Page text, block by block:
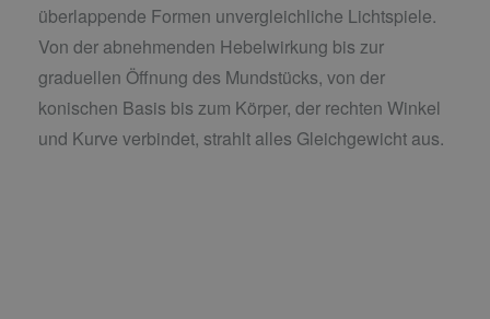
überlappende Formen unvergleichliche Lichtspiele.
Von der abnehmenden Hebelwirkung bis zur
graduellen Öffnung des Mundstücks, von der
konischen Basis bis zum Körper, der rechten Winkel
und Kurve verbindet, strahlt alles Gleichgewicht aus.